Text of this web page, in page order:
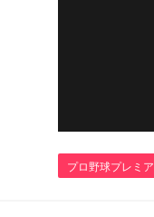
プロ野球プレミ